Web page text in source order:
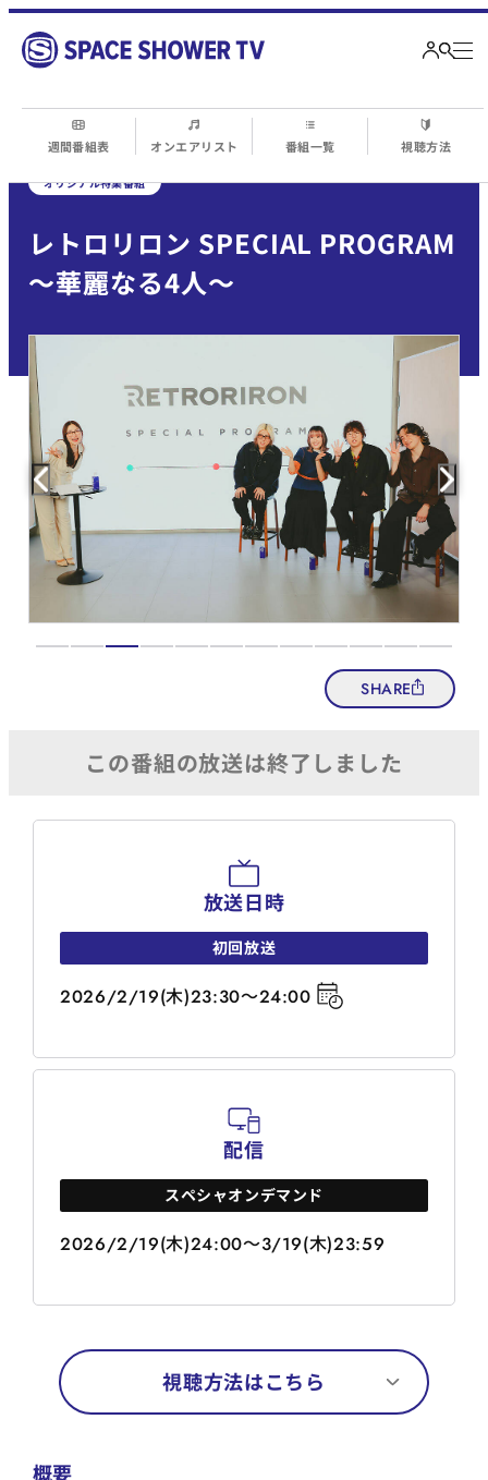
週間番組表 オンエアリスト 番組一覧 視聴方法
オリジナル特集番組
レトロリロン SPECIAL PROGRAM
～華麗なる4人～
SHARE
放送日時
初回放送
2026/2/19(木)23:30～24:00
配信
スペシャオンデマンド
2026/2/19(木)24:00～3/19(木)23:59
視聴方法はこちら
概要